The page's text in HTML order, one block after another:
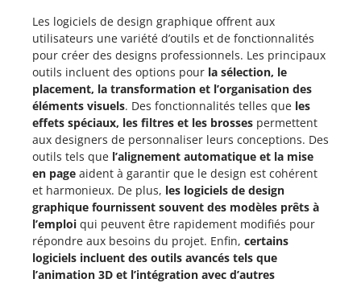
Les logiciels de design graphique offrent aux
utilisateurs une variété d’outils et de fonctionnalités
pour créer des designs professionnels. Les principaux
outils incluent des options pour la sélection, le
placement, la transformation et l’organisation des
éléments visuels. Des fonctionnalités telles que les
effets spéciaux, les filtres et les brosses permettent
aux designers de personnaliser leurs conceptions. Des
outils tels que l’alignement automatique et la mise
en page aident à garantir que le design est cohérent
et harmonieux. De plus, les logiciels de design
graphique fournissent souvent des modèles prêts à
l’emploi qui peuvent être rapidement modifiés pour
répondre aux besoins du projet. Enfin, certains
logiciels incluent des outils avancés tels que
l’animation 3D et l’intégration avec d’autres